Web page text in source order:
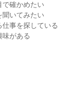
で確かめたい
聞いてみたい
事を探している
がある